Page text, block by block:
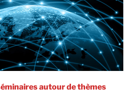
autour de thèmes